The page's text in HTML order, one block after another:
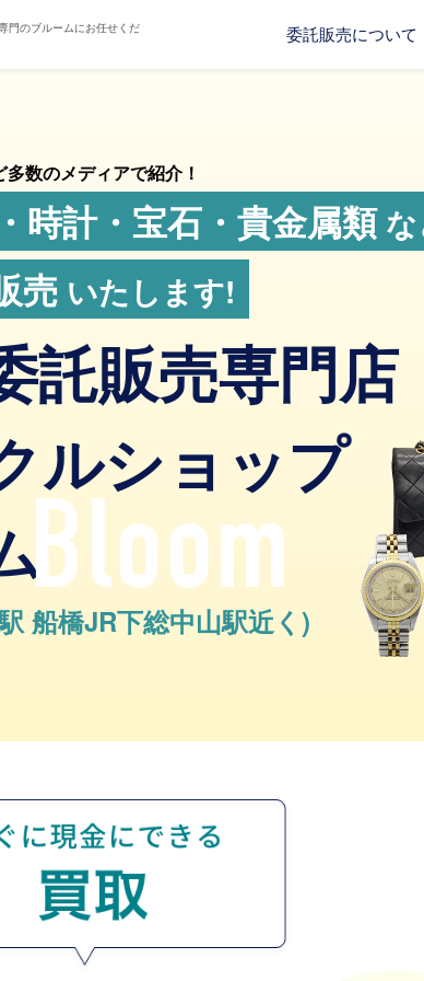
門のブルームにお任せくだ
委託販売について
数のメディアで紹介！
時計・宝石・貴金属類な
売いたします!
託販売専門店
ルショップ
Bloom
船橋JR下総中山駅近く)